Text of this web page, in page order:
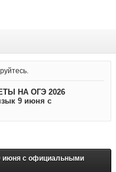
НА ОГЭ 2026
9 июня с
июня с официальными